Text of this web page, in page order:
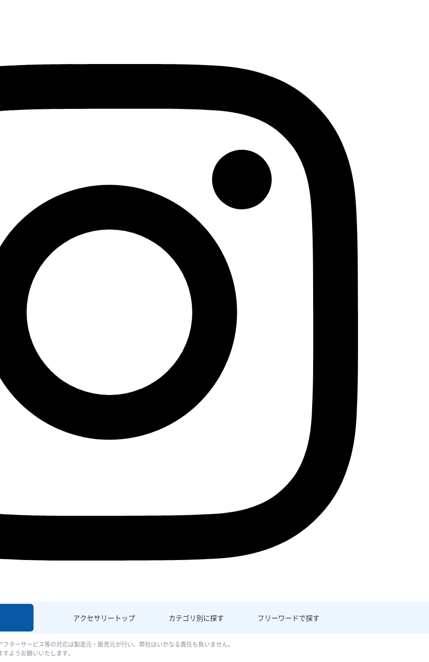
アクセサリー トップ カテゴリ別に探す フリーワードで探す
ターサービス等の対応は製造元・販売元が行い、弊社はいかなる責任も負いません。
ようお願いいたします。